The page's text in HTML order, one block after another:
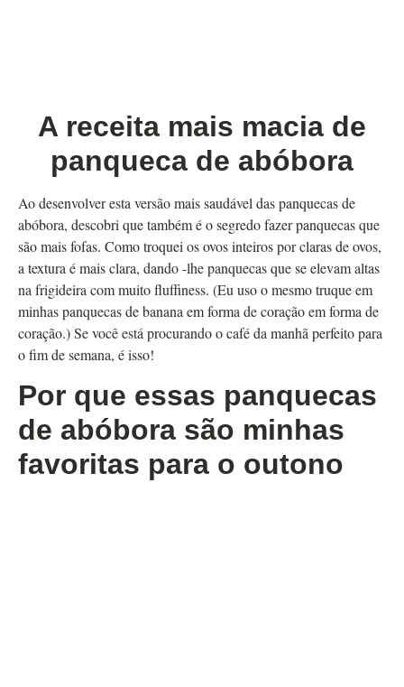
A receita mais macia de
panqueca de abóbora
Ao desenvolver esta versão mais saudável das panquecas de
abóbora, descobri que também é o segredo fazer panquecas que
são mais fofas. Como troquei os ovos inteiros por claras de ovos,
a textura é mais clara, dando -lhe panquecas que se elevam altas
na frigideira com muito fluffiness. (Eu uso o mesmo truque em
minhas panquecas de banana em forma de coração em forma de
coração.) Se você está procurando o café da manhã perfeito para
o fim de semana, é isso!
Por que essas panquecas
de abóbora são minhas
favoritas para o outono